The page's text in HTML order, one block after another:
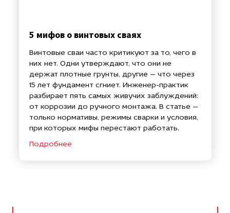
5 мифов о винтовых сваях
Винтовые сваи часто критикуют за то, чего в
них нет. Одни утверждают, что они не
держат плотные грунты, другие — что через
15 лет фундамент сгниет. Инженер-практик
разбирает пять самых живучих заблуждений:
от коррозии до ручного монтажа. В статье —
только нормативы, режимы сварки и условия,
при которых мифы перестают работать.
Подробнее